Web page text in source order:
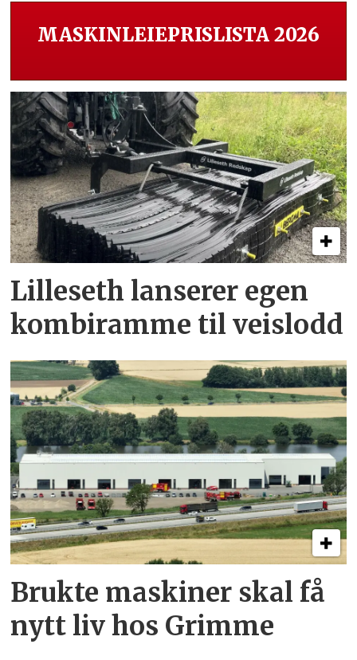
MASKINLEIEPRISLISTA 2026
Lilleseth lanserer egen
kombi­ramme til veislodd
Brukte maskiner skal få
nytt liv hos Grimme